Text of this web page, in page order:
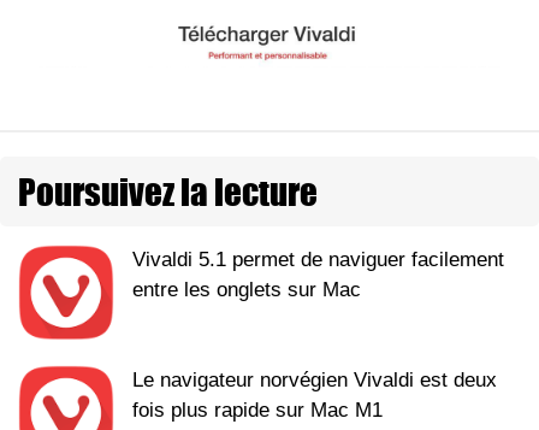
Poursuivez la lecture
Vivaldi 5.1 permet de naviguer facilement
entre les onglets sur Mac
Le navigateur norvégien Vivaldi est deux
fois plus rapide sur Mac M1